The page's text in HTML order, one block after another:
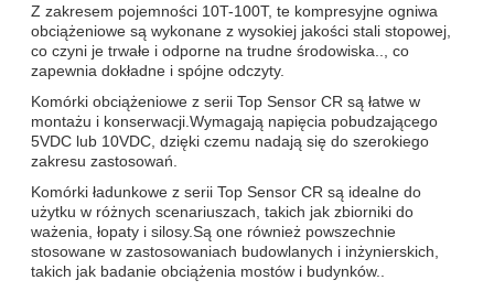
Z zakresem pojemności 10T-100T, te kompresyjne ogniwa
obciążeniowe są wykonane z wysokiej jakości stali stopowej,
co czyni je trwałe i odporne na trudne środowiska.., co
zapewnia dokładne i spójne odczyty.
Komórki obciążeniowe z serii Top Sensor CR są łatwe w
montażu i konserwacji.Wymagają napięcia pobudzającego
5VDC lub 10VDC, dzięki czemu nadają się do szerokiego
zakresu zastosowań.
Komórki ładunkowe z serii Top Sensor CR są idealne do
użytku w różnych scenariuszach, takich jak zbiorniki do
ważenia, łopaty i silosy.Są one również powszechnie
stosowane w zastosowaniach budowlanych i inżynierskich,
takich jak badanie obciążenia mostów i budynków..